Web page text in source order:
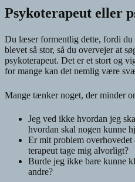
Psykoterapeut eller
Du læser formentlig dette, fordi
blevet så stor, så du overvejer at
psykoterapeut. Det er et stort og
for mange kan det nemlig være
Mange tænker noget, der minder
Jeg ved ikke hvordan jeg
hvordan skal nogen kunne
Er mit problem
terapeut tage mig alvorligt?
Burde jeg ikke bare kunne
andre?